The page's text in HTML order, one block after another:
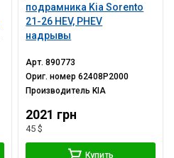
подрамника Kia Sorento
21-26 HEV, PHEV
надрывы
Арт.890773
Ориг. номер62408P2000
ПроизводительKIA
2021 грн
45 $
Купить